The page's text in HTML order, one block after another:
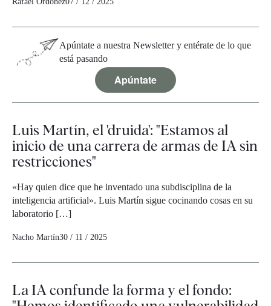
Apúntate a nuestra Newsletter y entérate de lo que
está pasando
Apúntate
Luis Martín, el 'druida': "Estamos al
inicio de una carrera de armas de IA sin
restricciones"
«Hay quien dice que he inventado una subdisciplina de la
inteligencia artificial». Luis Martín sigue cocinando cosas en su
laboratorio […]
Nacho Martín30 / 11 / 2025
La IA confunde la forma y el fondo: